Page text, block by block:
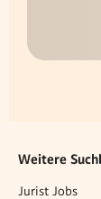
Weitere
Jurist Jobs